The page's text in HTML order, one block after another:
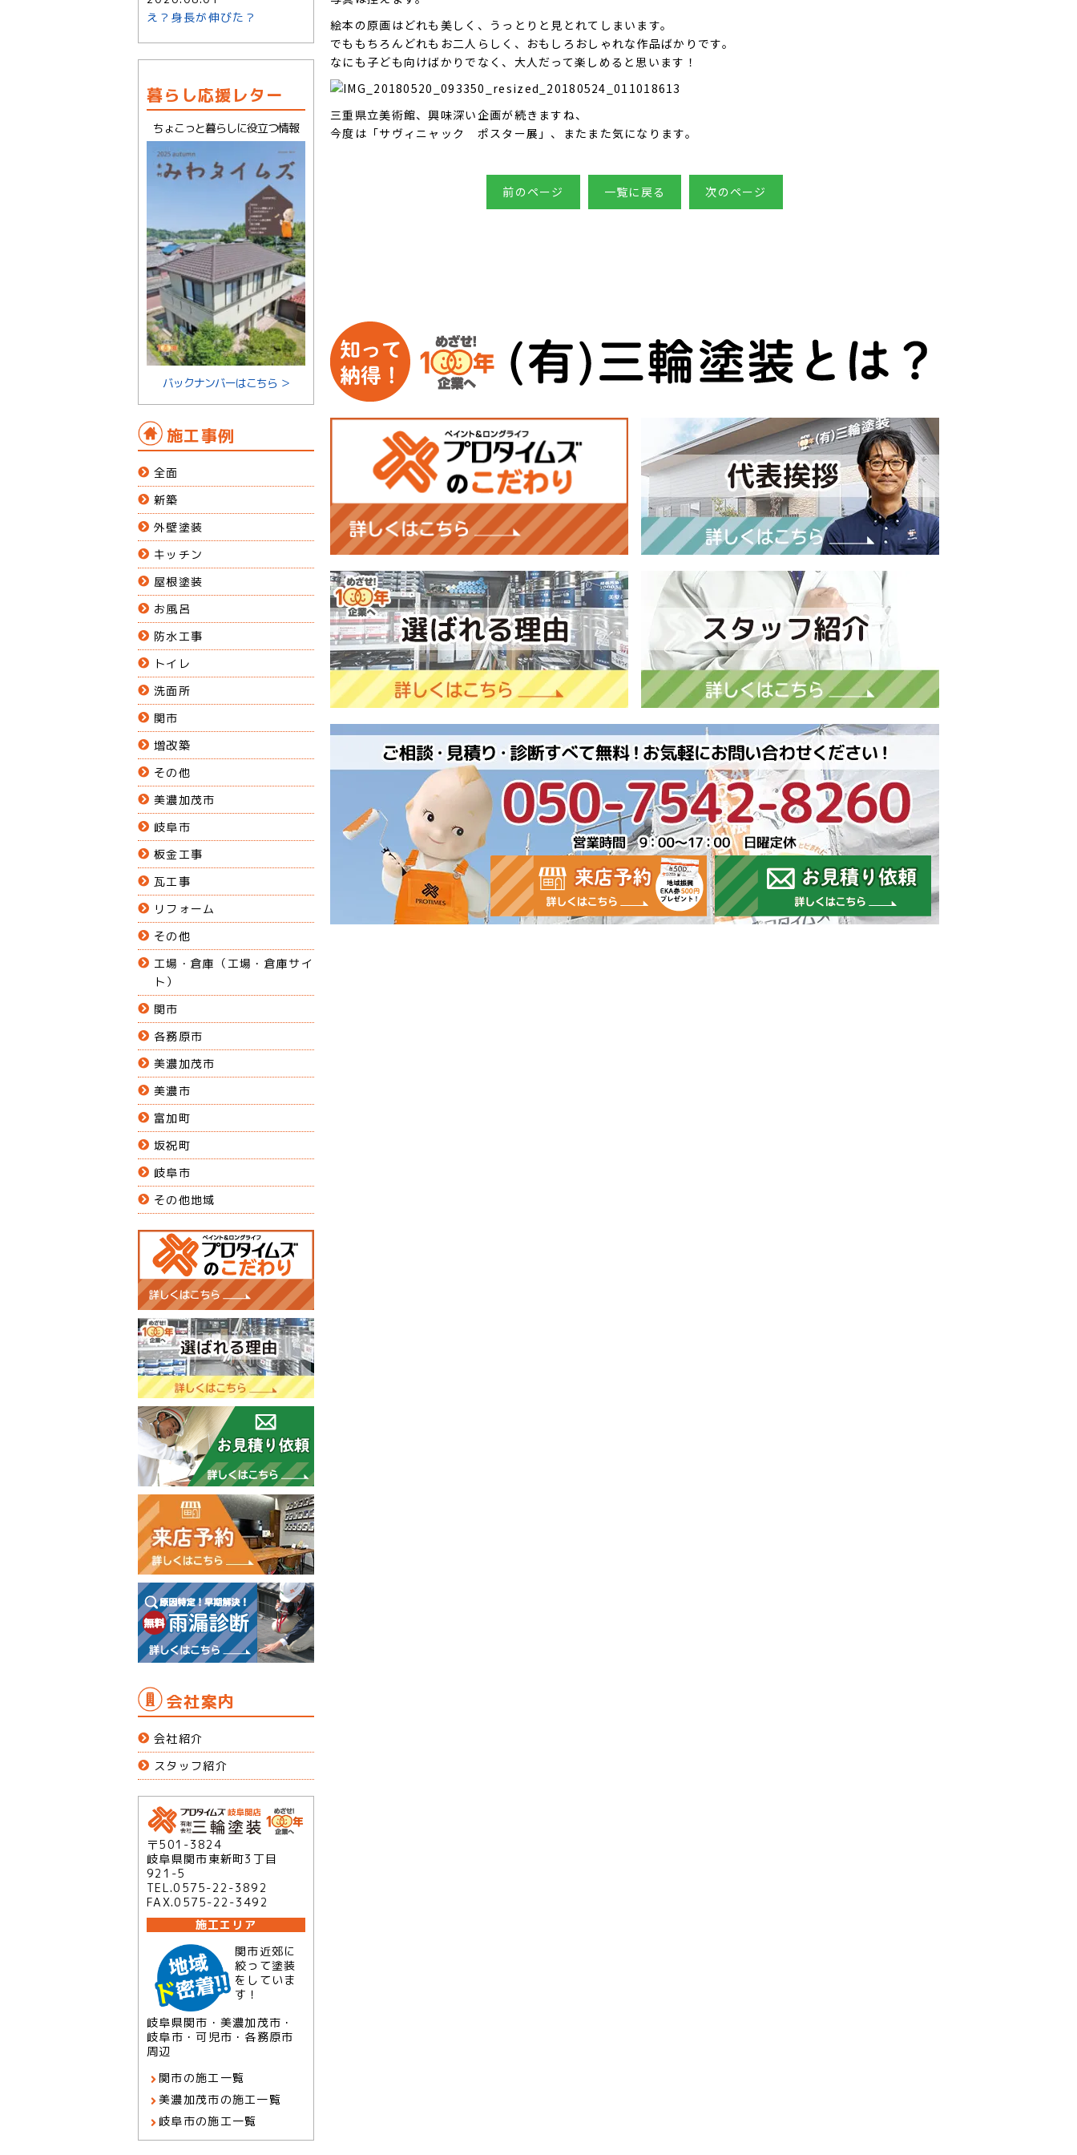
絵本の原画はどれも美しく、うっとりと見とれてしまいます。
でももちろんどれもお二人らしく、おもしろおしゃれな作品ばかりです。
なにも子ども向けばかりでなく、大人だって楽しめると思います！
三重県立美術館、興味深い企画が続きますね、
今度は「サヴィニャック ポスター展」、またまた気になります。
前のページ 一覧に戻る 次のページ
え？身長が伸びた？
暮らし応援レター
ちょこっと暮らしに役立つ情報
バックナンバーはこちら ＞
施工事例
全面
新築
外壁塗装
キッチン
屋根塗装
お風呂
防水工事
トイレ
洗面所
関市
増改築
その他
美濃加茂市
岐阜市
板金工事
瓦工事
リフォーム
その他
工場・倉庫（工場・倉庫サイ
ト）
関市
各務原市
美濃加茂市
美濃市
富加町
坂祝町
岐阜市
その他地域
会社案内
会社紹介
スタッフ紹介
〒501-3824
岐阜県関市東新町3丁目
921-5
TEL.0575-22-3892
FAX.0575-22-3492
施工エリア
関市近郊に
絞って塗装
をしていま
す！
岐阜県関市・美濃加茂市・
岐阜市・可児市・各務原市
周辺
関市の施工一覧
美濃加茂市の施工一覧
岐阜市の施工一覧